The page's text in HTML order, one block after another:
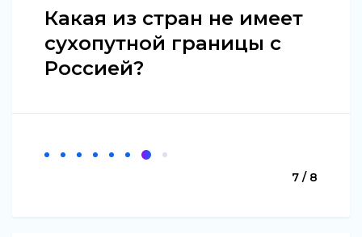
Какая из стран не имеет
сухопутной границы с
Россией?
7 / 8